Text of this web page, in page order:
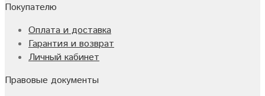
Покупателю
Оплата и доставка
Гарантия и возврат
Личный кабинет
Правовые документы